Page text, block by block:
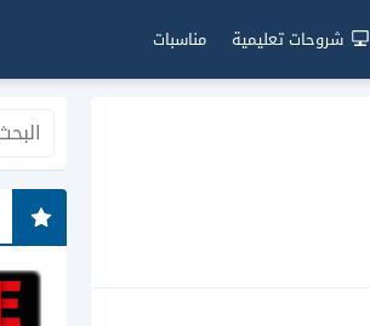
شروحات تعليمية مناسبات